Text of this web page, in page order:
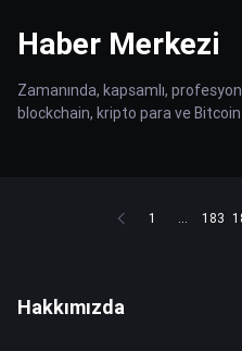
Haber Merkezi
Zamanında, kapsamlı,
blockchain, kripto para ve Bitcoin
1 ... 183
Hakkımızda